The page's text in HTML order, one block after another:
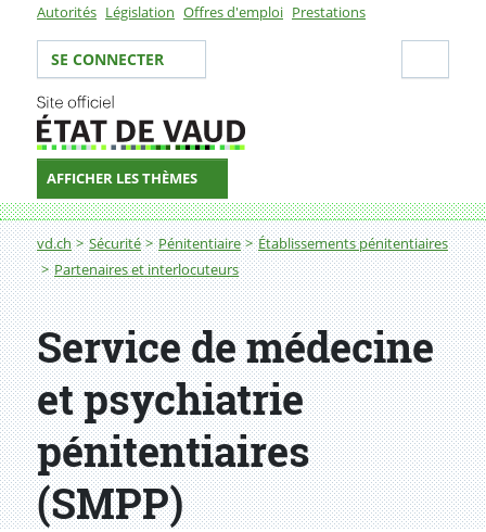
Sous-navigation
Autorités Législation Offres d'emploi Prestations
Votre identité
SE CONNECTER
AFFICHER LES THÈMES
Fil d'Ariane
vd.ch Sécurité Pénitentiaire
Établissements pénitentiaires
Partenaires et interlocuteurs
Service de médecine
et psychiatrie
pénitentiaires
(SMPP)